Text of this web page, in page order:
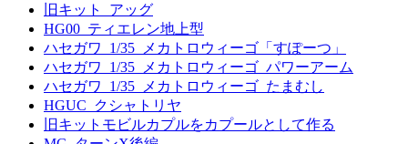
旧キット_アッグ
HG00_ティエレン地上型
ハセガワ_1/35_メカトロウィーゴ「すぽーつ」
ハセガワ_1/35_メカトロウィーゴ_パワーアーム
ハセガワ_1/35_メカトロウィーゴ_たまむし
HGUC_クシャトリヤ
旧キットモビルカプルをカプールとして作る